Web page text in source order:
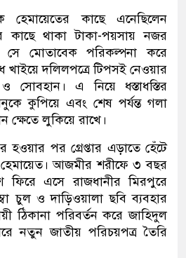
কাছে এনেছিলেন
কাছে থাকা টাকা-পয়সায় নজর
সে মোতাবেক পরিকল্পনা করে
দলিলপত্রে টিপসই নেওয়ার
সোবহান। এ নিয়ে ধস্তাধস্তির
কুপিয়ে এবং শেষ পর্যন্ত গলা
ক্ষেতে লুকিয়ে রাখে।
হওয়ার পর গ্রেপ্তার এড়াতে হেঁটে
আজমীর শরীফে ৩ বছর
ফিরে এসে রাজধানীর মিরপুরে
চুল ও দাড়িওয়ালা ছবি ব্যবহার
ঠিকানা পরিবর্তন করে জাহিদুল
নতুন জাতীয় পরিচয়পত্র তৈরি